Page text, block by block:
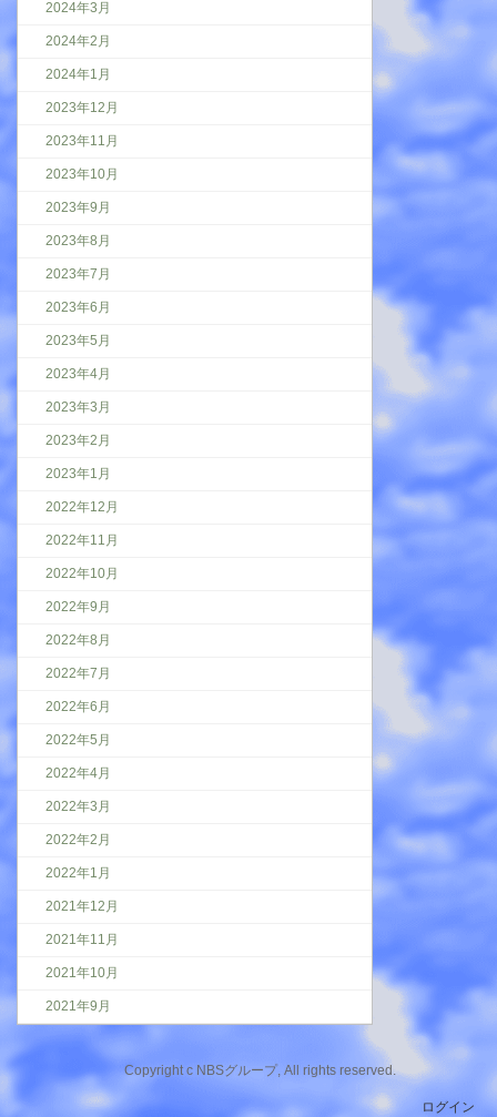
2024年3月
2024年2月
2024年1月
2023年12月
2023年11月
2023年10月
2023年9月
2023年8月
2023年7月
2023年6月
2023年5月
2023年4月
2023年3月
2023年2月
2023年1月
2022年12月
2022年11月
2022年10月
2022年9月
2022年8月
2022年7月
2022年6月
2022年5月
2022年4月
2022年3月
2022年2月
2022年1月
2021年12月
2021年11月
2021年10月
2021年9月
Copyright c NBSグループ, All rights reserved.
ログイン